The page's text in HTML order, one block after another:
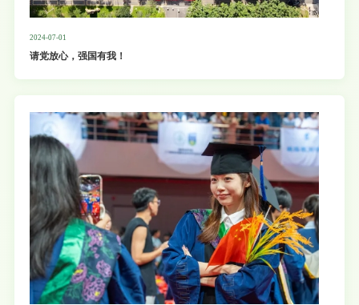
2024-07-01
请党放心，强国有我！